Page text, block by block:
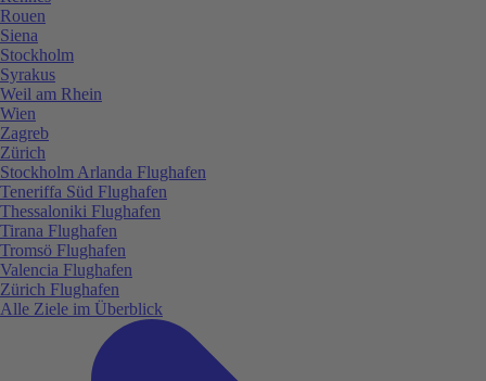
Rouen
Siena
Stockholm
Syrakus
Weil am Rhein
Wien
Zagreb
Zürich
Stockholm Arlanda Flughafen
Teneriffa Süd Flughafen
Thessaloniki Flughafen
Tirana Flughafen
Tromsö Flughafen
Valencia Flughafen
Zürich Flughafen
Alle Ziele im Überblick